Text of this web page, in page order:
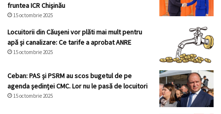
fruntea ICR Chișinău
15 octombrie 2025
Locuitorii din Căușeni vor plăti mai mult pentru
apă și canalizare: Ce tarife a aprobat ANRE
15 octombrie 2025
Ceban: PAS și PSRM au scos bugetul de pe
agenda ședinței CMC. Lor nu le pasă de locuitori
15 octombrie 2025